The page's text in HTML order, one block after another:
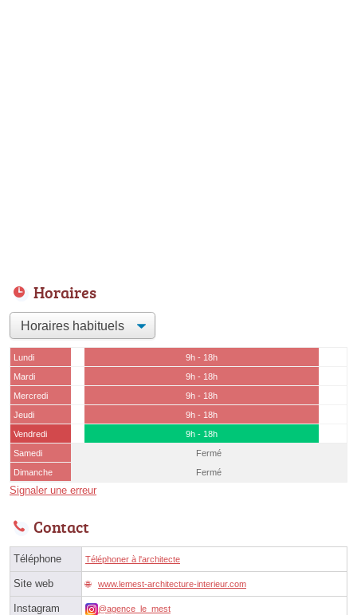
Horaires
Lundi
9h - 18h
Mardi
9h - 18h
Mercredi
9h - 18h
Jeudi
9h - 18h
Vendredi
9h - 18h
Samedi
Fermé
Dimanche
Fermé
Signaler une erreur
Contact
Téléphone Téléphoner à l'architecte
Site web www.lemest-architecture-interieur.com
Instagram @agence_le_mest